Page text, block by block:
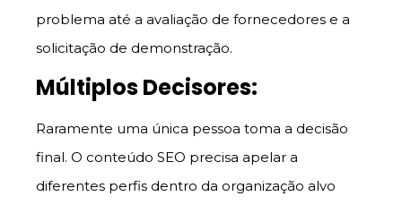
problema até a avaliação de fornecedores e a
solicitação de demonstração.
Múltiplos Decisores:
Raramente uma única pessoa toma a decisão
final. O conteúdo SEO precisa apelar a
diferentes perfis dentro da organização alvo